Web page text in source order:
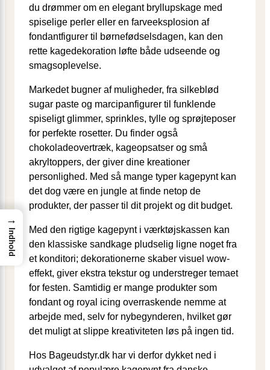
du drømmer om en elegant bryllupskage med
spiselige perler eller en farveeksplosion af
fondantfigurer til børnefødselsdagen, kan den
rette kagedekoration løfte både udseende og
smagsoplevelse.
Markedet bugner af muligheder, fra silkeblød
sugar paste og marcipanfigurer til funklende
spiseligt glimmer, sprinkles, tylle og sprøjteposer
for perfekte rosetter. Du finder også
chokoladeovertræk, kageopsatser og små
akryltoppers, der giver dine kreationer
personlighed. Med så mange typer kagepynt kan
det dog være en jungle at finde netop de
produkter, der passer til dit projekt og dit budget.
Med den rigtige kagepynt i værktøjskassen kan
den klassiske sandkage pludselig ligne noget fra
et konditori; dekorationerne skaber visuel wow-
effekt, giver ekstra tekstur og understreger temaet
for festen. Samtidig er mange produkter som
fondant og royal icing overraskende nemme at
arbejde med, selv for nybegynderen, hvilket gør
det muligt at slippe kreativiteten løs på ingen tid.
Hos Bageudstyr.dk har vi derfor dykket ned i
→
Indhold